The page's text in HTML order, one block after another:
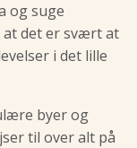
og suge
at det er svært at
i det lille
byer og
til over alt på